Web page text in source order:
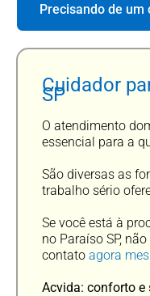
Precisando de um
Cuidador
SP
O atendimento
essencial para a
São diversas as
trabalho sério
Se você está à
no Paraíso SP,
contato agora
Acvida: conforto